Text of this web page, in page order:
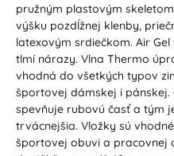
pružným plastovým
výšku pozdĺžnej klenby,
latexovým srdiečkom. Air
tlmí nárazy. Vlna Thermo
vhodná do všetkých typov
športovej dámskej i
spevňuje rubovú časť a tým
trvácnejšia. Vložky sú
športovej obuvi a pracovnej